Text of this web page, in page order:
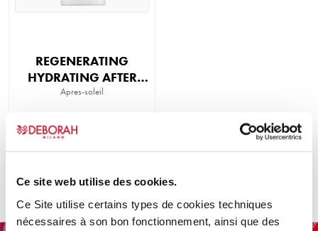
Ce site web utilise des cookies.
Ce Site utilise certains types de cookies techniques
nécessaires à son bon fonctionnement, ainsi que des
REGENERATING
HYDRATING AFTER
SUN MILK – FACE AND
Apres-soleil
EN SAVOIR PLUS